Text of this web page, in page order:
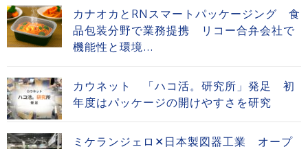
カナオカとRNスマートパッケージング 食
品包装分野で業務提携 リコー合弁会社で
機能性と環境...
カウネット 「ハコ活。研究所」発足 初
年度はパッケージの開けやすさを研究
ミケランジェロ✕日本製図器工業 オープ